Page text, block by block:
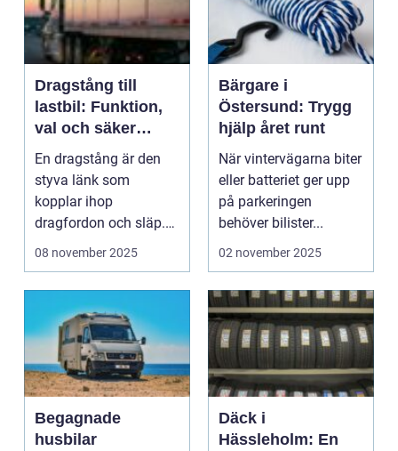
Dragstång till
lastbil: Funktion,
val och säker
användning
En dragstång är den
styva länk som
kopplar ihop
dragfordon och släp.
Den ö...
08 november 2025
Bärgare i
Östersund: Trygg
hjälp året runt
När vintervägarna biter
eller batteriet ger upp
på parkeringen
behöver bilister...
02 november 2025
Begagnade
husbilar
Däck i
Hässleholm: En